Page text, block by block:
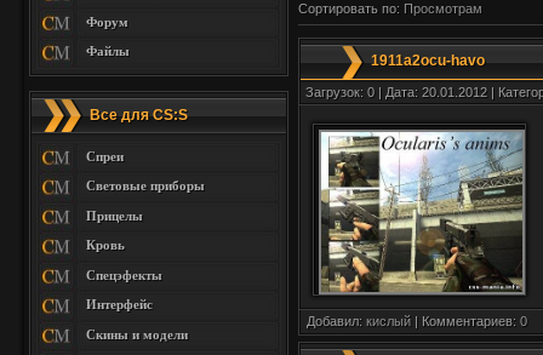
Форум
Файлы
Все для CS:S
Спреи
Световые приборы
Прицелы
Кровь
Спецэфекты
Интерфейс
Скины и модели
Сортировать по: Просмотрам
1911a2ocu-havo
Загрузок: 0 | Дата: 20.01.2012 |
Добавил: кислый | Комментариев: 0